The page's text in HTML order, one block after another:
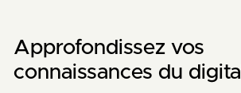
Approfondissez vos
connaissances du digital